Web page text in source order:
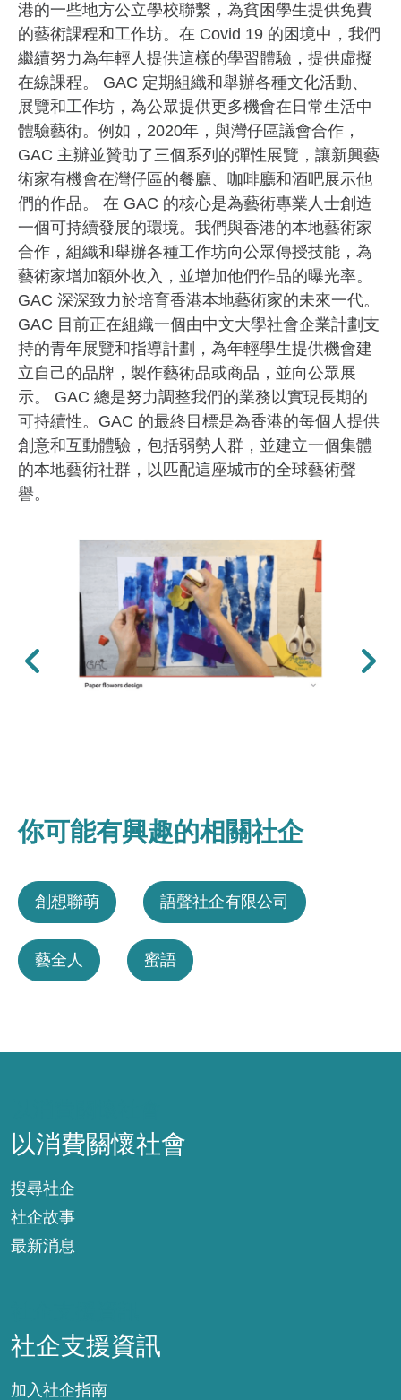
港的一些地方公立學校聯繫，為貧困學生提供免費
的藝術課程和工作坊。在 Covid 19 的困境中，我們
繼續努力為年輕人提供這樣的學習體驗，提供虛擬
在線課程。 GAC 定期組織和舉辦各種文化活動、
展覽和工作坊，為公眾提供更多機會在日常生活中
體驗藝術。例如，2020年，與灣仔區議會合作，
GAC 主辦並贊助了三個系列的彈性展覽，讓新興藝
術家有機會在灣仔區的餐廳、咖啡廳和酒吧展示他
們的作品。 在 GAC 的核心是為藝術專業人士創造
一個可持續發展的環境。我們與香港的本地藝術家
合作，組織和舉辦各種工作坊向公眾傳授技能，為
藝術家增加額外收入，並增加他們作品的曝光率。
GAC 深深致力於培育香港本地藝術家的未來一代。
GAC 目前正在組織一個由中文大學社會企業計劃支
持的青年展覽和指導計劃，為年輕學生提供機會建
立自己的品牌，製作藝術品或商品，並向公眾展
示。 GAC 總是努力調整我們的業務以實現長期的
可持續性。GAC 的最終目標是為香港的每個人提供
創意和互動體驗，包括弱勢人群，並建立一個集體
的本地藝術社群，以匹配這座城市的全球藝術聲
譽。
上一張 下一張
你可能有興趣的相關社企
創想聯萌 語聲社企有限公司
藝全人 蜜語
以消費關懷社會
搜尋社企
社企故事
最新消息
社企支援資訊
加入社企指南